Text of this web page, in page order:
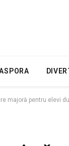
majoră pentru elevi